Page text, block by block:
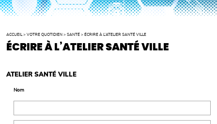
ACCUEIL >VOTRE QUOTIDIEN >SANTÉ > ÉCRIRE À L’ATELIER SANTÉ VILLE
ÉCRIRE À L’ATELIER SANTÉ VILLE
ATELIER SANTÉ VILLE
Nom